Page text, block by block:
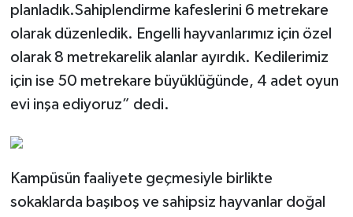
planladık.Sahiplendirme kafeslerini 6 metrekare
olarak düzenledik. Engelli hayvanlarımız için özel
olarak 8 metrekarelik alanlar ayırdık. Kedilerimiz
için ise 50 metrekare büyüklüğünde, 4 adet oyun
evi inşa ediyoruz” dedi.
Kampüsün faaliyete geçmesiyle birlikte
sokaklarda başıboş ve sahipsiz hayvanlar doğal